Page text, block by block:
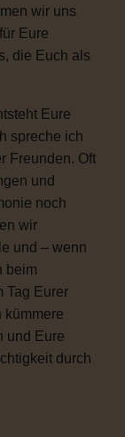
wir uns
Eure
die Euch als
Eure
spreche ich
Freunden. Oft
und
noch
wir
und – wenn
beim
Tag Eurer
kümmere
und Eure
durch